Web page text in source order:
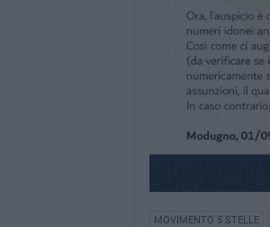
MOVIMENTO 5 STELLE